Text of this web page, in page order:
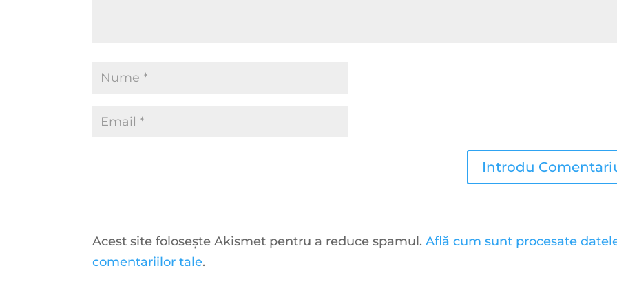
Acest site folosește Akismet pentru a reduce spamul.Află cum sunt procesate
comentariilor tale.